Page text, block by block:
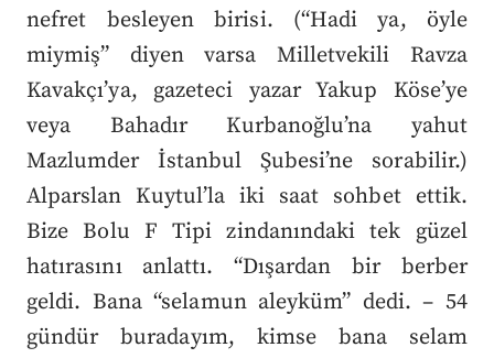
nefret besleyen birisi. (“Hadi ya, öyle
miymiş” diyen varsa Milletvekili Ravza
Kavakçı’ya, gazeteci yazar Yakup Köse’ye
veya Bahadır Kurbanoğlu’na yahut
Mazlumder İstanbul Şubesi’ne sorabilir.)
Alparslan Kuytul’la iki saat sohbet ettik.
Bize Bolu F Tipi zindanındaki tek güzel
hatırasını anlattı. “Dışardan bir berber
geldi. Bana “selamun aleyküm” dedi. – 54
gündür buradayım, kimse bana selam